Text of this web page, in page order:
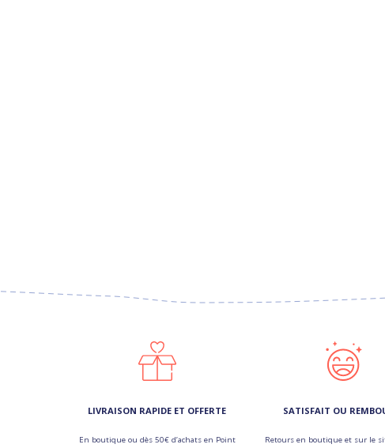
LIVRAISON RAPIDE ET OFFERTE
En boutique ou dès 50€ d’achats en Point
SATISFAIT OU
Retours en boutique et sur le